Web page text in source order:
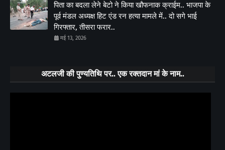
पिता का बदला लेने बेटो ने किया खौफनाक क्राईम.. भाजपा के
पूर्व मंडल अध्यक्ष हिट एंड रन हत्या मामले में.. दो सगे भाई
गिरफ्तार, तीसरा फरार..
मई 13, 2026
अटलजी की पुण्यतिथि पर.. एक रक्तदान मां के नाम..